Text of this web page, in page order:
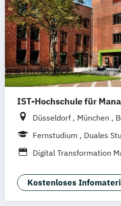
IST-Hochschule für
Düsseldorf München
Weil am Rhein
Fernstudium
Duales
Fernlehrgang
Digital Transformation
Hotelmanagement)
Hospitality Controlling &
Kostenloses